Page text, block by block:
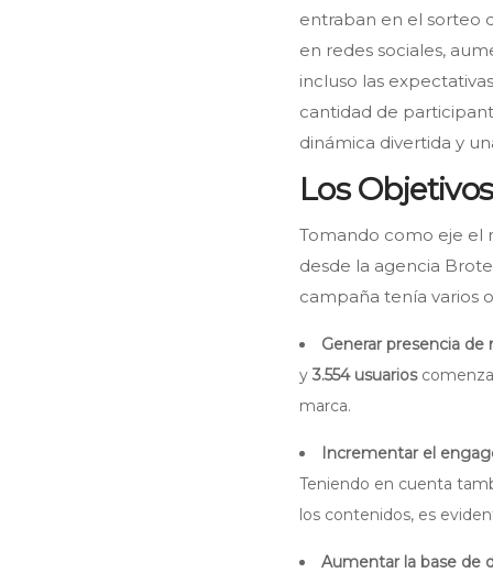
entraban en el sorteo
en redes sociales,
incluso las
cantidad de
dinámica divertida y
Los
Tomando como eje el
desde la agencia
campaña tenía varios
Generar presencia de
y3.554 usuarios
marca.
Incrementar el
Teniendo en cuenta
los contenidos, es
Aumentar la base de